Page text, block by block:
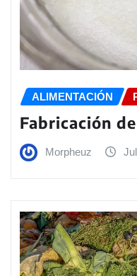
ALIMENTACIÓN
Fabricación
Morpheuz